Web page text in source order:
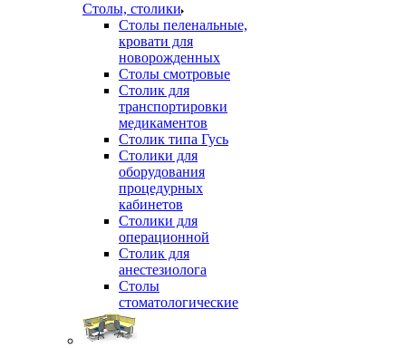
Столы, столики
Столы пеленальные,
кровати для
новорожденных
Столы смотровые
Столик для
транспортировки
медикаментов
Столик типа Гусь
Столики для
оборудования
процедурных
кабинетов
Столики для
операционной
Столик для
анестезиолога
Столы
стоматологические